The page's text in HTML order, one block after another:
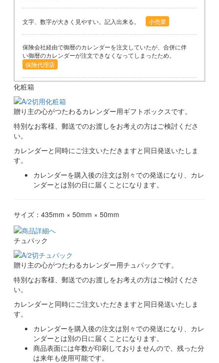
文字、数字が大きく見やすい。記入出来る。 小売業
保険会社経由で御暦のカレンダーを注文していたが、合併に伴
い御暦のカレンダーが注文できなくなってしまったため。
保険代理店
1番見やすくて、自分でも気に入っているから。
昨年も利用した為 不動産
いしたい所存です。
毎年他社にて同じデザインのものを注文しておりましたが、
文字が大きく見やすく、日付の下に余白があり、予定等が記入
出来る。
家電小売、電気工
クリーニング店を経営。外交に力を入れていますので、何より
もお電話をいただくために、カレンダーはベストな販促物と思
毎年購入している。提供先から喜ばれている。 不動産業
大きくて、曜日の余白にメモが出来好評です。 自営業
化粧箱
贈り主の心がつたわるカレンダー用ギフトボックスです。
特別なお客様、郵送でのお渡しをお考えの方はご検討くださ
い。
カレンダーと同時にご注文いただきますと同日発送いたしま
す。
カレンダーを購入後の注文は別々での発送になり、カレ
ンダーとは別の日に届くことになります。
サイズ：435mm × 50mm × 50mm
チュパック
贈り主の心がつたわるカレンダー用チュパックです。
特別なお客様、郵送でのお渡しをお考えの方はご検討くださ
い。
カレンダーと同時にご注文いただきますと同日発送いたしま
す。
カレンダーを購入後の注文は別々での発送になり、カレ
ンダーとは別の日に届くことになります。
商品表面には年数が印刷しておりませんので、残った分
は来年も使用可能です。